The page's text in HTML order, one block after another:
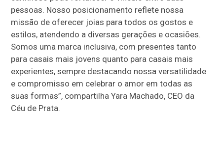
pessoas. Nosso posicionamento reflete nossa
missão de oferecer joias para todos os gostos e
estilos, atendendo a diversas gerações e ocasiões.
Somos uma marca inclusiva, com presentes tanto
para casais mais jovens quanto para casais mais
experientes, sempre destacando nossa versatilidade
e compromisso em celebrar o amor em todas as
suas formas”, compartilha Yara Machado, CEO da
Céu de Prata.